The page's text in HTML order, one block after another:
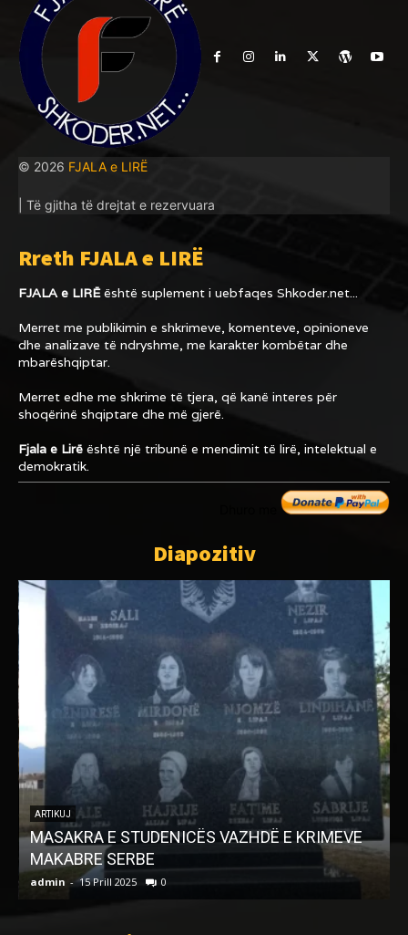
© 2026 FJALA e LIRË
| Të gjitha të drejtat e rezervuara
Rreth FJALA e LIRË
FJALA e LIRËështë suplement i uebfaqes Shkoder.net...
Merret me publikimin e shkrimeve, komenteve, opinioneve
dhe analizave të ndryshme, me karakter kombëtar dhe
mbarëshqiptar.
Merret edhe me shkrime të tjera, që kanë interes për
shoqërinë shqiptare dhe më gjerë.
Fjala e Lirë është një tribunë e mendimit të lirë, intelektual e
demokratik.
Diapozitiv
ARTIKUJ
MASAKRA E STUDENICËS VAZHDË E KRIMEVE
MAKABRE SERBE
admin - 15 Prill 2025 0